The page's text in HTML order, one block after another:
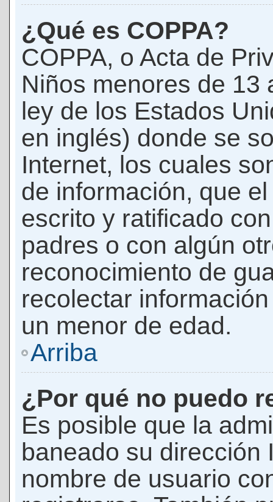
¿Qué es COPPA?
COPPA, o Acta de
Niños menores de 13
ley de los Estados
en inglés) donde se
Internet, los cuales
de información, que
escrito y ratificado
padres o con algún
reconocimiento de
recolectar
un menor de edad.
Arriba
¿Por qué no puedo
Es posible que la
baneado su dirección
nombre de usuario